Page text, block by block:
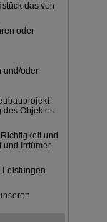
das von
oder
und/oder
des Objektes
und
und Irrtümer